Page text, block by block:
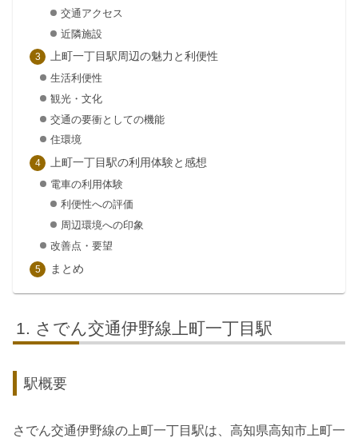
交通アクセス
近隣施設
上町一丁目駅周辺の魅力と利便性
生活利便性
観光・文化
交通の要衝としての機能
住環境
上町一丁目駅の利用体験と感想
電車の利用体験
利便性への評価
周辺環境への印象
改善点・要望
まとめ
さでん交通伊野線上町一丁目駅
駅概要
さでん交通伊野線の上町一丁目駅は、高知県高知市上町一